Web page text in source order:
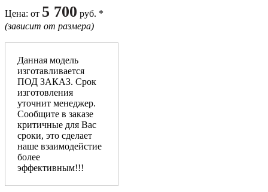
Цена: от 5 700 руб. *
(зависит от размера)
Данная модель
изготавливается
ПОД ЗАКАЗ. Срок
изготовления
уточнит менеджер.
Сообщите в заказе
критичные для Вас
сроки, это сделает
наше взаимодейстие
более
эффективным!!!